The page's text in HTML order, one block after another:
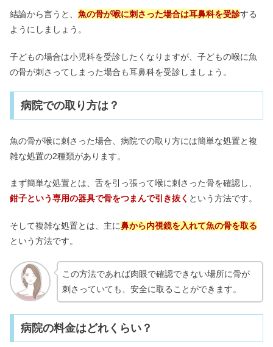
結論から言うと、 魚の骨が喉に刺さった場合は耳鼻科を受診する
ようにしましょう。
子どもの場合は小児科を受診したくなりますが、子どもの喉に魚
の骨が刺さってしまった場合も耳鼻科を受診しましょう。
病院での取り方は？
魚の骨が喉に刺さった場合、病院での取り方には簡単な処置と複
雑な処置の2種類があります。
まず簡単な処置とは、舌を引っ張って喉に刺さった骨を確認し、
鉗子という専用の器具で骨をつまんで引き抜く という方法です。
そして複雑な処置とは、主に鼻から内視鏡を入れて魚の骨を取る
という方法です。
この方法であれば肉眼で確認できない場所に骨が
刺さっていても、安全に取ることができます。
病院の料金はどれくらい？